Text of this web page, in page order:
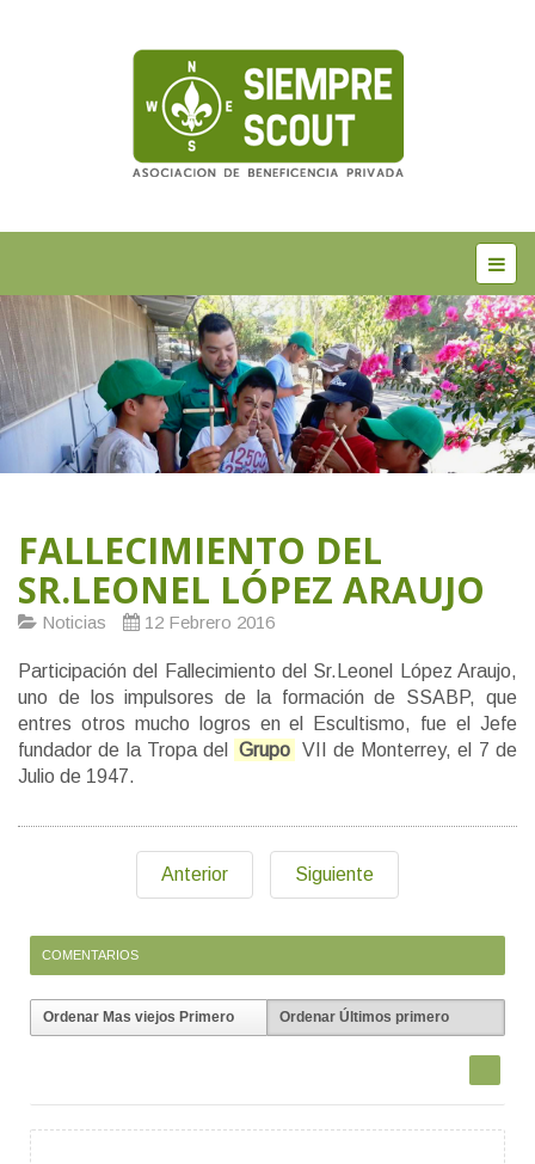
FALLECIMIENTO DEL
SR.LEONEL LÓPEZ ARAUJO
Noticias 12 Febrero 2016
Participación del Fallecimiento del Sr.Leonel López Araujo,
uno de los impulsores de la formación de SSABP, que
entres otros mucho logros en el Escultismo, fue el Jefe
fundador de la Tropa del
Grupo VII de Monterrey, el 7 de
Julio de 1947.
Anterior Siguiente
COMENTARIOS
Ordenar Mas viejos Primero Ordenar Últimos primero